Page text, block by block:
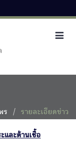
ร รายละเอียดข่าว
และต้านเชื้อ